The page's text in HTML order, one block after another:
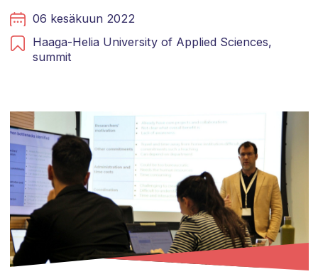
06 kesäkuun 2022
Haaga-Helia University of Applied Sciences,
summit